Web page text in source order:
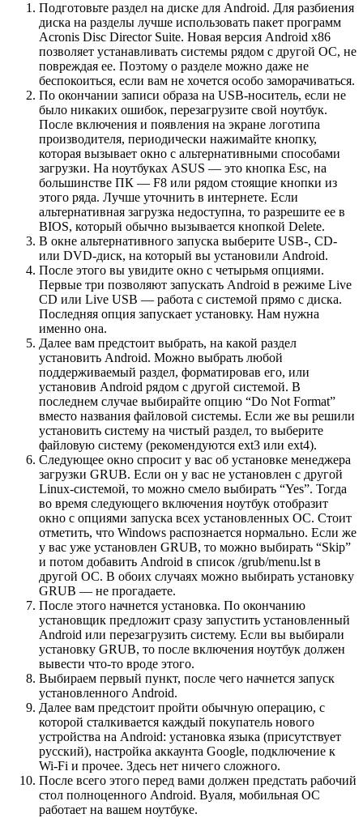
Подготовьте раздел на диске для Android. Для разбиения
диска на разделы лучше использовать пакет программ
Acronis Disc Director Suite. Новая версия Android x86
позволяет устанавливать системы рядом с другой ОС, не
повреждая ее. Поэтому о разделе можно даже не
беспокоиться, если вам не хочется особо заморачиваться.
По окончании записи образа на USB-носитель, если не
было никаких ошибок, перезагрузите свой ноутбук.
После включения и появления на экране логотипа
производителя, периодически нажимайте кнопку,
которая вызывает окно с альтернативными способами
загрузки. На ноутбуках ASUS — это кнопка Esc, на
большинстве ПК — F8 или рядом стоящие кнопки из
этого ряда. Лучше уточнить в интернете. Если
альтернативная загрузка недоступна, то разрешите ее в
BIOS, который обычно вызывается кнопкой Delete.
В окне альтернативного запуска выберите USB-, CD-
или DVD-диск, на который вы установили Android.
После этого вы увидите окно с четырьмя опциями.
Первые три позволяют запускать Android в режиме Live
CD или Live USB — работа с системой прямо с диска.
Последняя опция запускает установку. Нам нужна
именно она.
Далее вам предстоит выбрать, на какой раздел
установить Android. Можно выбрать любой
поддерживаемый раздел, форматировав его, или
установив Android рядом с другой системой. В
последнем случае выбирайте опцию “Do Not Format”
вместо названия файловой системы. Если же вы решили
установить систему на чистый раздел, то выберите
файловую систему (рекомендуются ext3 или ext4).
Следующее окно спросит у вас об установке менеджера
загрузки GRUB. Если он у вас не установлен с другой
Linux-системой, то можно смело выбирать “Yes”. Тогда
во время следующего включения ноутбук отобразит
окно с опциями запуска всех установленных ОС. Стоит
отметить, что Windows распознается нормально. Если же
у вас уже установлен GRUB, то можно выбирать “Skip”
и потом добавить Android в список /grub/menu.lst в
другой ОС. В обоих случаях можно выбирать установку
GRUB — не прогадаете.
После этого начнется установка. По окончанию
установщик предложит сразу запустить установленный
Android или перезагрузить систему. Если вы выбирали
установку GRUB, то после включения ноутбук должен
вывести что-то вроде этого.
Выбираем первый пункт, после чего начнется запуск
установленного Android.
Далее вам предстоит пройти обычную операцию, с
которой сталкивается каждый покупатель нового
устройства на Android: установка языка (присутствует
русский), настройка аккаунта Google, подключение к
Wi-Fi и прочее. Здесь нет ничего сложного.
После всего этого перед вами должен предстать рабочий
стол полноценного Android. Вуаля, мобильная ОС
работает на вашем ноутбуке.